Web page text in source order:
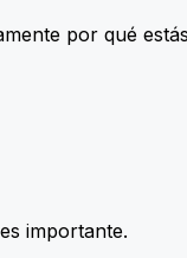
por qué
importante.